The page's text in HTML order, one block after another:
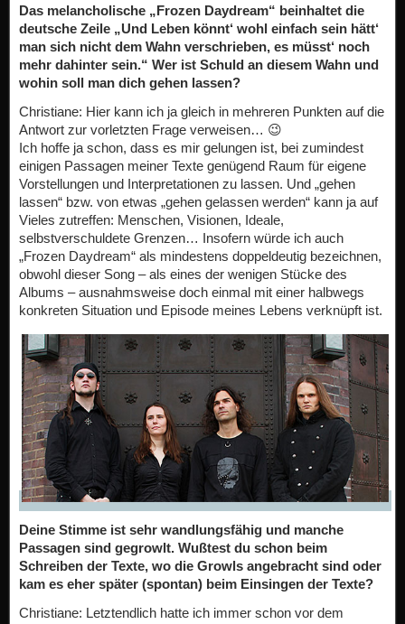
Das melancholische „Frozen Daydream“ beinhaltet die
deutsche Zeile „Und Leben könnt‘ wohl einfach sein hätt‘
man sich nicht dem Wahn verschrieben, es müsst‘ noch
mehr dahinter sein.“ Wer ist Schuld an diesem Wahn und
wohin soll man dich gehen lassen?
Christiane: Hier kann ich ja gleich in mehreren Punkten auf die
Antwort zur vorletzten Frage verweisen… 😉
Ich hoffe ja schon, dass es mir gelungen ist, bei zumindest
einigen Passagen meiner Texte genügend Raum für eigene
Vorstellungen und Interpretationen zu lassen. Und „gehen
lassen“ bzw. von etwas „gehen gelassen werden“ kann ja auf
Vieles zutreffen: Menschen, Visionen, Ideale,
selbstverschuldete Grenzen… Insofern würde ich auch
„Frozen Daydream“ als mindestens doppeldeutig bezeichnen,
obwohl dieser Song – als eines der wenigen Stücke des
Albums – ausnahmsweise doch einmal mit einer halbwegs
konkreten Situation und Episode meines Lebens verknüpft ist.
Deine Stimme ist sehr wandlungsfähig und manche
Passagen sind gegrowlt. Wußtest du schon beim
Schreiben der Texte, wo die Growls angebracht sind oder
kam es eher später (spontan) beim Einsingen der Texte?
Christiane: Letztendlich hatte ich immer schon vor dem